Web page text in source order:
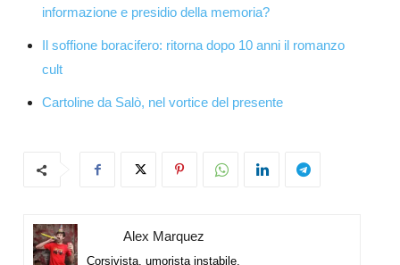
informazione e presidio della memoria?
Il soffione boracifero: ritorna dopo 10 anni il romanzo
cult
Cartoline da Salò, nel vortice del presente
Alex Marquez
Corsivista, umorista instabile.